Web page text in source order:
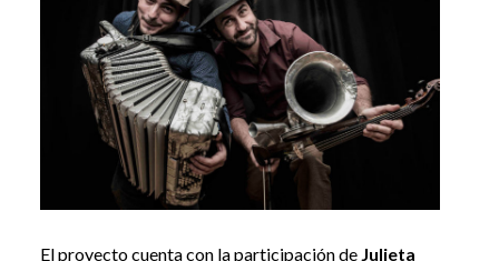
El proyecto cuenta con la participación de Julieta